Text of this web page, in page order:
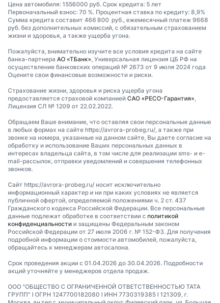
Цена автомобиля: 1556000 руб. Срок кредита: 5 лет
Первоначальный взнос: 70 %. Процентная ставка по кредиту: 8,9%
Сумма кредита составит 466 800 руб., ежемесячный платеж 9668
руб. без дополнительных комиссий, с обязательным страхованием
жизни и здоровья, а также ущерба угона.
Пожалуйста, внимательно изучите все условия кредита на сайте
банка-партнера АО «ТБанк», Универсальная лицензия ЦБ РФ на
осуществление банковских операций № 2673 от 9 июля 2024 года
Оцените свои финансовые возможности и риски.
Страхование жизни, здоровья и риска ущерба угона
предоставляется страховой компанией САО «РЕСО-Гарантия»,
Лицензия СЛ № 1209 от 22.02.2022.
Обращаем Ваше внимание, что оставляя свои персональные данные
в любых формах на сайте https://avrora-probeg.ru/, а также при
звонке на номера, указанные на данном сайте, Вы даете согласие на
обработку и использование Ваших персональных данных в
интересах владельца сайта, в том числе для реализации sms- и e-
mail-рассылок, отправки уведомлений и совершения телефонных
звонков.
Сайт https://avrora-probeg.ru/ носит исключительно
информационный характер и ни при каких условиях не является
публичной офертой, определяемой положениями ч. 2 ст. 437
Гражданского кодекса Российской Федерации. Все персональные
данные подлежат обработке в соответствии с политикой
конфиденциальности и защищены Федеральным законом
Российской Федерации от 27 июля 2006 г. № 152-ФЗ. Для получения
подробной информации о стоимости автомобилей, пожалуйста,
обращайтесь к менеджерам автосалона.
Срок проведения акции с 01.04.2026 до 30.04.2026. Подробности
акций уточняйте у менеджеров отдела продаж.
ООО "ОБЩЕСТВО С ОГРАНИЧЕННОЙ ОТВЕТСТВЕННОСТЬЮ ТАТА
ГРУПП" I ОГРН 1247700182080 I ИНН 7730319385 I 121309, г.